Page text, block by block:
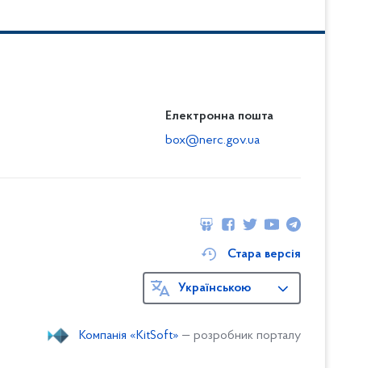
Електронна пошта
box@nerc.gov.ua
Стара версія
Українською
Компанія «KitSoft» — розробник порталу